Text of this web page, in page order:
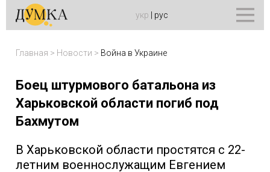
укр рус
Главная > Новости > Война в Украине
Боец штурмового батальона из
Харьковской области погиб под
Бахмутом
В Харьковской области простятся с 22-
летним военнослужащим Евгением